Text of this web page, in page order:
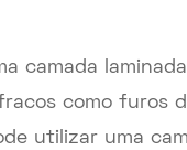
camada
como furos
utilizar uma